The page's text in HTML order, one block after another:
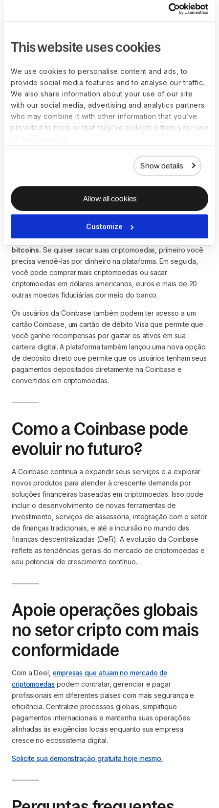
This website uses cookies
We use cookies to personalise content and ads, to
provide social media features and to analyse our traffic.
We also share information about your use of our site
with our social media, advertising and analytics partners
who may combine it with other information that you’ve
provided to them or that they’ve collected from your use
Show details
Allow all cookies
Customize
empregador e os quatro últimos dígitos do seu número
de Seguro Social (se estiver nos EUA).
instruções adicionais por e-mail solicitando a verificação
de sua identidade. Para isso, entre em sua conta da
Coinbase e conclua o processo de verificação de
identidade enviando uma foto do documento de
identidade.
A etapa final é vincular um método de pagamento que
métodos de pagamento variam de acordo com o país.
Nos EUA, você pode usar sua conta bancária, cartão de
débito, transferência bancária, Apple Pay ou PayPal. A
Coinbase não suporta mais a vinculação de novos
cartões de crédito.
Depois de configurar sua carteira de criptomoedas,
você estará pronto para negociar, vender e comprar
bitcoins. Se quiser sacar suas criptomoedas, primeiro você
precisa vendê-las por dinheiro na plataforma. Em seguida,
você pode comprar mais criptomoedas ou sacar
criptomoedas em dólares americanos, euros e mais de 20
outras moedas fiduciárias por meio do banco.
Os usuários da Coinbase também podem ter acesso a um
cartão Coinbase, um cartão de débito Visa que permite que
você ganhe recompensas por gastar os ativos em sua
carteira digital. A plataforma também lançou uma nova opção
de depósito direto que permite que os usuários tenham seus
pagamentos depositados diretamente na Coinbase e
convertidos em criptomoedas.
Como a Coinbase pode
evoluir no futuro?
A Coinbase continua a expandir seus serviços e a explorar
novos produtos para atender à crescente demanda por
soluções financeiras baseadas em criptomoedas. Isso pode
incluir o desenvolvimento de novas ferramentas de
investimento, serviços de assessoria, integração com o setor
de finanças tradicionais, e até a incursão no mundo das
finanças descentralizadas (DeFi). A evolução da Coinbase
reflete as tendências gerais do mercado de criptomoedas e
seu potencial de crescimento contínuo.
Apoie operações globais
no setor cripto com mais
conformidade
Com a Deel, empresas que atuam no mercado de
criptomoedas podem contratar, gerenciar e pagar
profissionais em diferentes países com mais segurança e
eficiência. Centralize processos globais, simplifique
pagamentos internacionais e mantenha suas operações
alinhadas às exigências locais enquanto sua empresa
cresce no ecossistema digital.
Solicite sua demonstração gratuita hoje mesmo.